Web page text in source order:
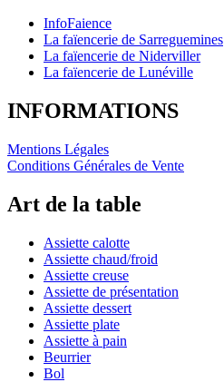
InfoFaience
La faïencerie de Sarreguemines
La faïencerie de Niderviller
La faïencerie de Lunéville
INFORMATIONS
Mentions Légales
Conditions Générales de Vente
Art de la table
Assiette calotte
Assiette chaud/froid
Assiette creuse
Assiette de présentation
Assiette dessert
Assiette plate
Assiette à pain
Beurrier
Bol